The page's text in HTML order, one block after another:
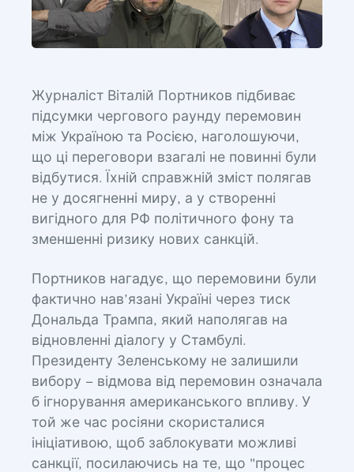
Журналіст Віталій Портников підбиває
підсумки чергового раунду перемовин
між Україною та Росією, наголошуючи,
що ці переговори взагалі не повинні були
відбутися. Їхній справжній зміст полягав
не у досягненні миру, а у створенні
вигідного для РФ політичного фону та
зменшенні ризику нових санкцій.
Портников нагадує, що перемовини були
фактично нав’язані Україні через тиск
Дональда Трампа, який наполягав на
відновленні діалогу у Стамбулі.
Президенту Зеленському не залишили
вибору – відмова від перемовин означала
б ігнорування американського впливу. У
той же час росіяни скористалися
ініціативою, щоб заблокувати можливі
санкції, посилаючись на те, що "процес